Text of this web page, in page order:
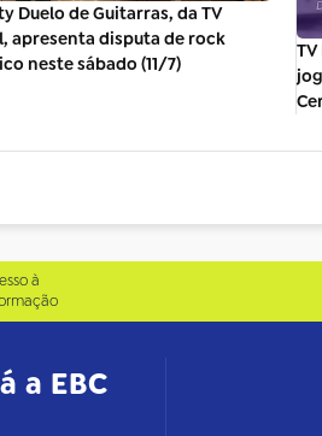
Duelo de Guitarras, da TV
apresenta disputa de rock
neste sábado (11/7)
à
a EBC